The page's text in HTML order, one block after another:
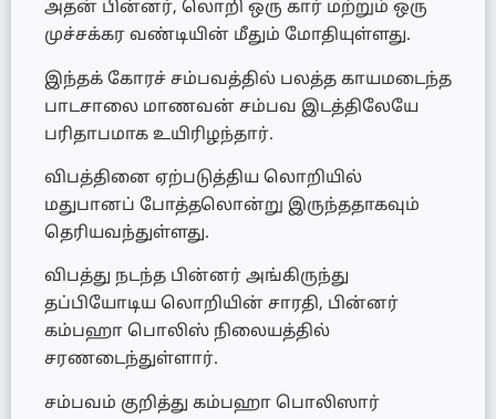
அதன் பின்னர், லொறி ஒரு கார் மற்றும் ஒரு
முச்சக்கர வண்டியின் மீதும் மோதியுள்ளது.
இந்தக் கோரச் சம்பவத்தில் பலத்த காயமடைந்த
பாடசாலை மாணவன் சம்பவ இடத்திலேயே
பரிதாபமாக உயிரிழந்தார்.
விபத்தினை ஏற்படுத்திய லொறியில்
மதுபானப் போத்தலொன்று இருந்ததாகவும்
தெரியவந்துள்ளது.
விபத்து நடந்த பின்னர் அங்கிருந்து
தப்பியோடிய லொறியின் சாரதி, பின்னர்
கம்பஹா பொலிஸ் நிலையத்தில்
சரணடைந்துள்ளார்.
சம்பவம் குறித்து கம்பஹா பொலிஸார்